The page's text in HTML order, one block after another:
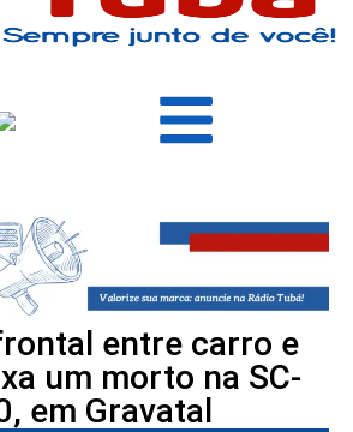
entre carro e
um morto na SC-
em Gravatal